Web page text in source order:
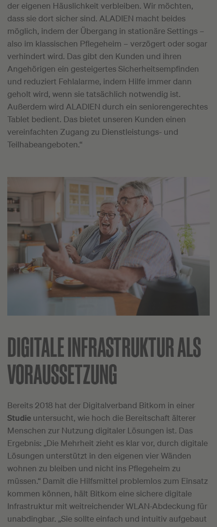
der eigenen Häuslichkeit verbleiben. Wir möchten,
dass sie dort sicher sind. ALADIEN macht beides
möglich, indem der Übergang in stationäre Settings –
also im klassischen Pflegeheim – verzögert oder sogar
verhindert wird. Das gibt den Kunden und ihren
Angehörigen ein gesteigertes Sicherheitsempfinden
und reduziert Fehlalarme, indem Hilfe immer dann
geholt wird, wenn sie tatsächlich notwendig ist.
Außerdem wird ALADIEN durch ein seniorengerechtes
Tablet bedient. Das bietet unseren Kunden einen
vereinfachten Zugang zu Dienstleistungs- und
Teilhabeangeboten.“
DIGITALE INFRASTRUKTUR ALS
VORAUSSETZUNG
Bereits 2018 hat der Digitalverband Bitkom in einer
Studie untersucht, wie hoch die Bereitschaft älterer
Menschen zur Nutzung digitaler Lösungen ist. Das
Ergebnis: „Die Mehrheit zieht es klar vor, durch digitale
Lösungen unterstützt in den eigenen vier Wänden
wohnen zu bleiben und nicht ins Pflegeheim zu
müssen.“ Damit die Hilfsmittel problemlos zum Einsatz
kommen können, hält Bitkom eine sichere digitale
Infrastruktur mit weitreichender WLAN-Abdeckung für
unabdingbar. „Sie sollte einfach und intuitiv aufgebaut